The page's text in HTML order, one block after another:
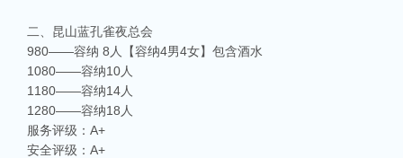
二、昆山蓝孔雀夜总会
980——容纳 8人【容纳4男4女】包含酒水
1080——容纳10人
1180——容纳14人
1280——容纳18人
服务评级：A+
安全评级：A+